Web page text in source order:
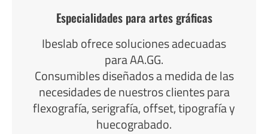
Especialidades para artes gráficas
Ibeslab ofrece soluciones adecuadas
para AA.GG.
Consumibles diseñados a medida de las
necesidades de nuestros clientes para
flexografía, serigrafía, offset, tipografía y
huecograbado.